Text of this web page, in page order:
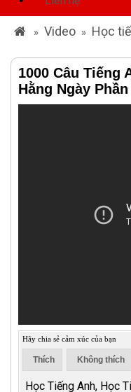
» Video » Học
1000 Câu Tiếng
Hằng Ngày Phần
Hãy chia sẻ cảm xúc của bạn
Thích Không thích
Học Tiếng Anh, Học